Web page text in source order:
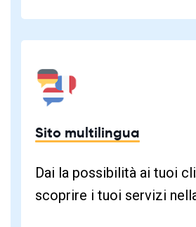
Sito multilingua
Dai la possibilità ai tuoi
scoprire i tuoi servizi